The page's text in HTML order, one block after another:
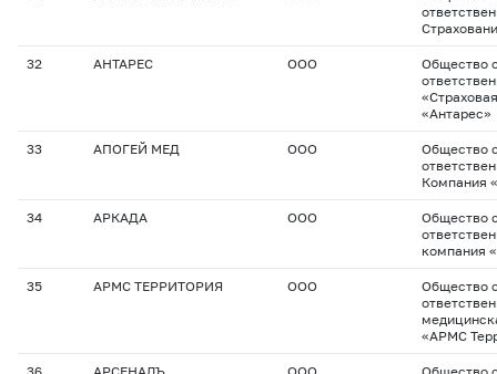
32 АНТАРЕС ООО
Общество
«Антарес»
33 АПОГЕЙ МЕД ООО
Общество
Компания
34 АРКАДА ООО
Общество
компания
35 АРМС ТЕРРИТОРИЯ ООО
Общество
«АРМС